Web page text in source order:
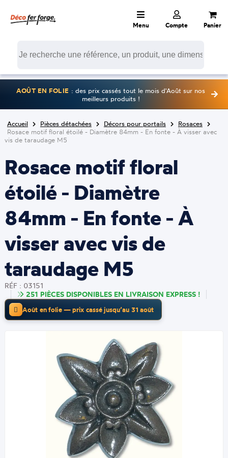
Menu Compte Panier
AOÛT EN FOLIE : des prix cassés tout le mois d'Août sur nos
meilleurs produits !
Accueil Pièces détachées Décors pour portails
Rosaces
Rosace motif floral étoilé - Diamètre 84mm - En fonte - À visser avec
vis de taraudage M5
Rosace motif floral
étoilé - Diamètre
84mm - En fonte - À
visser avec vis de
taraudage M5
RÉF : 03151
251 PIÈCES DISPONIBLES EN LIVRAISON EXPRESS !
Août en folie — prix cassé jusqu’au 31 août